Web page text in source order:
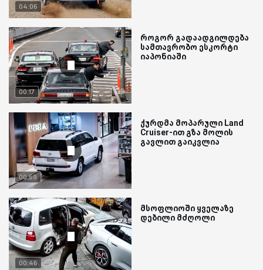
04:06
00:17
როგორ გადაადგილდება
სამთავრობო ესკორტი
იაპონიაში
00:59
ქურდმა მოპარული Land
Cruiser-ით გზა მოლის
გავლით გაიკვლია
00:46
მსოფლიოში ყველაზე
დებილი მძღოლი